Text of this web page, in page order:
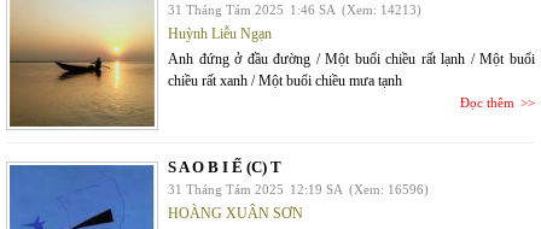
31 Tháng Tám 2025 1:46 SA (Xem: 14213)
Huỳnh Liễu Ngạn
Anh đứng ở đầu đường / Một buổi chiều rất lạnh / Một buổi
chiều rất xanh / Một buổi chiều mưa tạnh
Đọc thêm
S A O B I Ế (C) T
31 Tháng Tám 2025 12:19 SA (Xem: 16596)
HOÀNG XUÂN SƠN